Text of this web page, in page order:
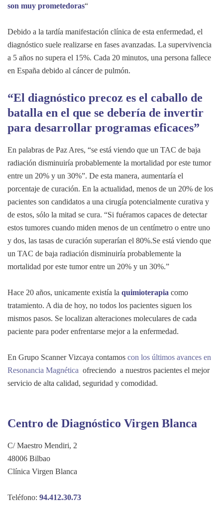
son muy prometedoras“
Debido a la tardía manifestación clínica de esta enfermedad, el
diagnóstico suele realizarse en fases avanzadas. La supervivencia
a 5 años no supera el 15%. Cada 20 minutos, una persona fallece
en España debido al cáncer de pulmón.
“El diagnóstico precoz es el caballo de
batalla en el que se debería de invertir
para desarrollar programas eficaces”
En palabras de Paz Ares, “se está viendo que un TAC de baja
radiación disminuiría probablemente la mortalidad por este tumor
entre un 20% y un 30%”. De esta manera, aumentaría el
porcentaje de curación. En la actualidad, menos de un 20% de los
pacientes son candidatos a una cirugía potencialmente curativa y
de estos, sólo la mitad se cura. “Si fuéramos capaces de detectar
estos tumores cuando miden menos de un centímetro o entre uno
y dos, las tasas de curación superarían el 80%.Se está viendo que
un TAC de baja radiación disminuiría probablemente la
mortalidad por este tumor entre un 20% y un 30%.”
Hace 20 años, unicamente existía la quimioterapia como
tratamiento. A dia de hoy, no todos los pacientes siguen los
mismos pasos. Se localizan alteraciones moleculares de cada
paciente para poder enfrentarse mejor a la enfermedad.
En Grupo Scanner Vizcaya contamos con los últimos avances en
Resonancia Magnética ofreciendo a nuestros pacientes el mejor
servicio de alta calidad, seguridad y comodidad.
Centro de Diagnóstico Virgen Blanca
C/ Maestro Mendiri, 2
48006 Bilbao
Clínica Virgen Blanca
Teléfono: 94.412.30.73